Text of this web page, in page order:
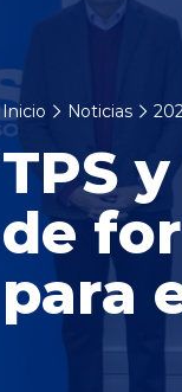
Inicio Noticias
TPS
de
para